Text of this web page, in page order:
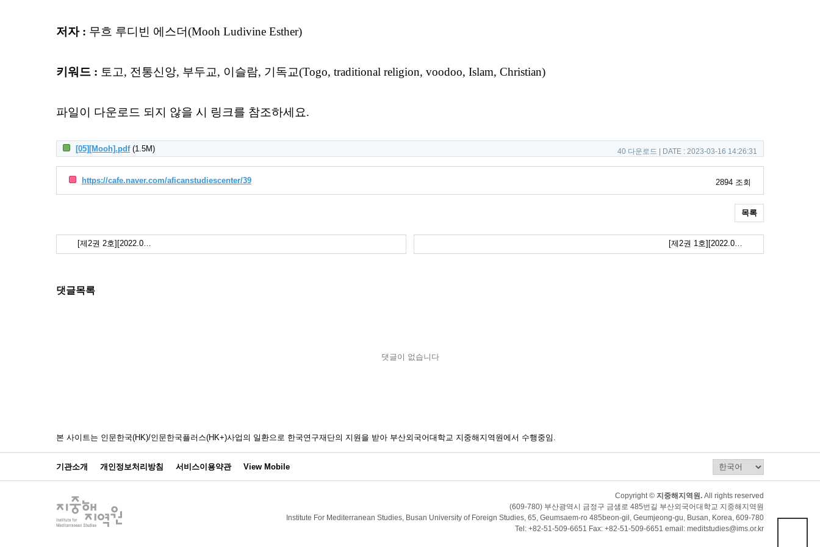
저자 : 무흐 루디빈 에스더(Mooh Ludivine Esther)
키워드 : 토고, 전통신앙, 부두교, 이슬람, 기독교(Togo, traditional religion, voodoo, Islam, Christian)
파일이 다운로드 되지 않을 시 링크를 참조하세요.
[05][Mooh].pdf(1.5M) 40 다운로드 | DATE : 2023-03-16 14:26:31
https://cafe.naver.com/aficanstudiescenter/39 2894 조회
목록
[제2권 2호][2022.0… [제2권 1호][2022.0…
댓글목록
댓글이 없습니다
본 사이트는 인문한국(HK)/인문한국플러스(HK+)사업의 일환으로 한국연구재단의 지원을 받아 부산외국어대학교 지중해지역원에서 수행중임.
기관소개 개인정보처리방침 서비스이용약관 View Mobile
Copyright © 지중해지역원. All rights reserved
(609-780) 부산광역시 금정구 금샘로 485번길 부산외국어대학교 지중해지역원
Institute For Mediterranean Studies, Busan University of Foreign Studies, 65, Geumsaem-ro 485beon-gil, Geumjeong-gu, Busan, Korea, 609-780
Tel: +82-51-509-6651 Fax: +82-51-509-6651 email: meditstudies@ims.or.kr